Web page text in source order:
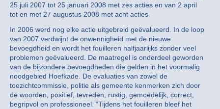
25 juli 2007 tot 25 januari 2008 met zes acties en van 2 april
tot en met 27 augustus 2008 met acht acties.
In 2006 werd nog elke actie uitgebreid geëvalueerd. In de loop
van 2007 verdwijnt de onwennigheid met de nieuwe
bevoegdheid en wordt het fouilleren halfjaarlijks zonder veel
problemen geëvalueerd. De maatregel is onderdeel geworden
van de bijzondere bevoegdheden die gelden in het voormalig
noodgebied Hoefkade. De evaluaties van zowel de
toezichtcommissie, politie als gemeente kenmerken zich door
de woorden, positief, tevreden, rustig, gemoedelijk, correct,
begripvol en professioneel. “Tijdens het fouilleren bleef het